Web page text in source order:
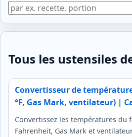
Tous les ustensiles
Convertisseur de
°F, Gas Mark, ventilateur) |
Convertissez les températures du
Fahrenheit, Gas Mark et